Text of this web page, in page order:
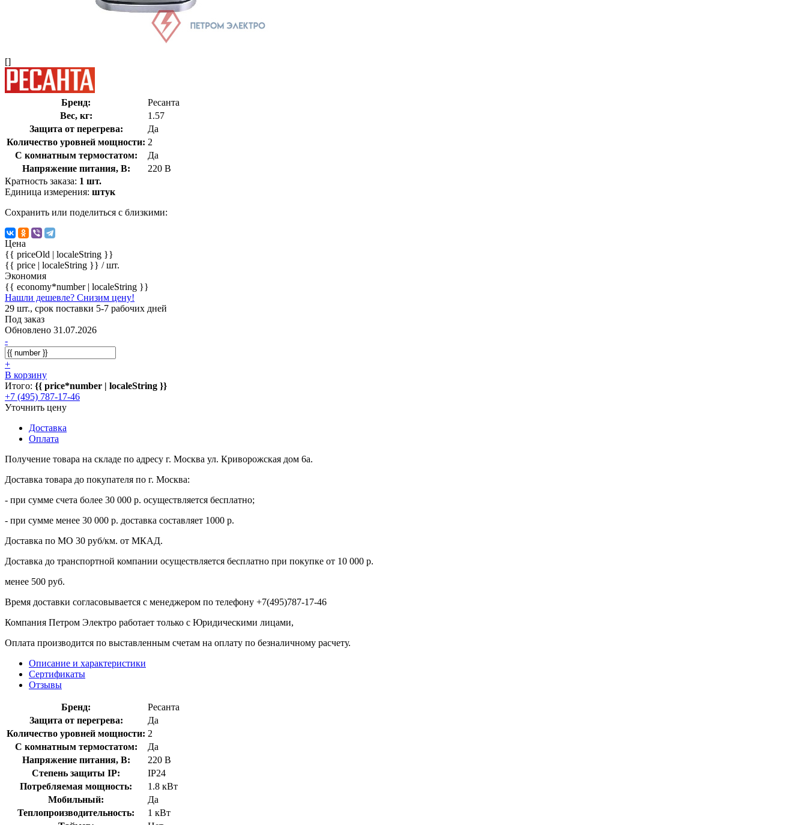
[]
Бренд:
Ресанта
Вес, кг:
1.57
Защита от перегрева:
Да
Количество уровней мощности: 2
С комнатным термостатом:
Да
Напряжение питания, В:
220 В
Кратность заказа: 1 шт.
Единица измерения: штук
Сохранить или поделиться с близкими:
Цена
{{ priceOld | localeString }}
{{ price | localeString }} / шт.
Экономия
{{ economy*number | localeString }}
Нашли дешевле? Снизим цену!
29 шт., срок поставки 5-7 рабочих дней
Под заказ
Обновлено 31.07.2026
-
+
В корзину
Итого: {{ price*number | localeString }}
+7 (495) 787-17-46
Уточнить цену
Доставка
Оплата
Получение товара на складе по адресу г. Москва ул. Криворожская дом 6а.
Доставка товара до покупателя по г. Москва:
- при сумме счета более 30 000 р. осуществляется бесплатно;
- при сумме менее 30 000 р. доставка составляет 1000 р.
Доставка по МО 30 руб/км. от МКАД.
Доставка до транспортной компании осуществляется бесплатно при покупке от 10 000 р.
менее 500 руб.
Время доставки согласовывается с менеджером по телефону +7(495)787-17-46
Компания Петром Электро работает только с Юридическими лицами,
Оплата производится по выставленным счетам на оплату по безналичному расчету.
Описание и характеристики
Сертификаты
Отзывы
Бренд:
Ресанта
Защита от перегрева:
Да
Количество уровней мощности: 2
С комнатным термостатом:
Да
Напряжение питания, В:
220 В
Степень защиты IP:
IP24
Потребляемая мощность:
1.8 кВт
Мобильный:
Да
Теплопроизводительность:
1 кВт